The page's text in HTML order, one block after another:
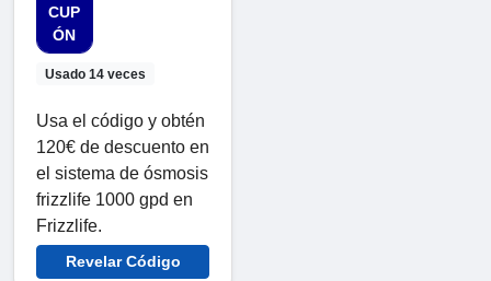
CUP
ÓN
Usado 14 veces
Usa el código y obtén
120€ de descuento en
el sistema de ósmosis
frizzlife 1000 gpd en
Frizzlife.
Revelar Código